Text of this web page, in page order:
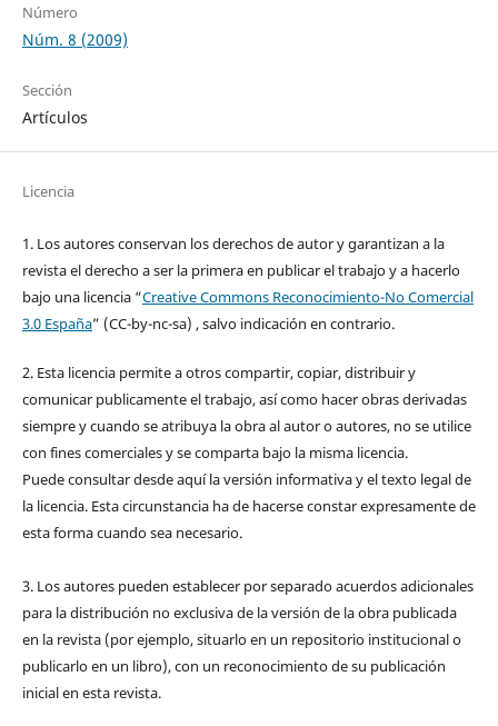
Número
Núm. 8 (2009)
Sección
Artículos
Licencia
1. Los autores conservan los derechos de autor y garantizan a la
revista el derecho a ser la primera en publicar el trabajo y a hacerlo
bajo una licencia “Creative Commons Reconocimiento-No Comercial
3.0 España” (CC-by-nc-sa) , salvo indicación en contrario.
2. Esta licencia permite a otros compartir, copiar, distribuir y
comunicar publicamente el trabajo, así como hacer obras derivadas
siempre y cuando se atribuya la obra al autor o autores, no se utilice
con fines comerciales y se comparta bajo la misma licencia.
Puede consultar desde aquí la versión informativa y el texto legal de
la licencia. Esta circunstancia ha de hacerse constar expresamente de
esta forma cuando sea necesario.
3. Los autores pueden establecer por separado acuerdos adicionales
para la distribución no exclusiva de la versión de la obra publicada
en la revista (por ejemplo, situarlo en un repositorio institucional o
publicarlo en un libro), con un reconocimiento de su publicación
inicial en esta revista.